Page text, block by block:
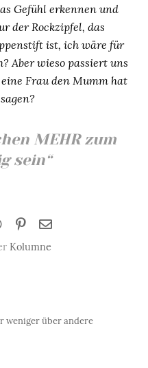
Gefühl erkennen und
der Rockzipfel, das
ist, ich wäre für
Aber wieso passiert uns
Frau den Mumm hat
MEHR zum
sein“
Kolumne
weniger über andere